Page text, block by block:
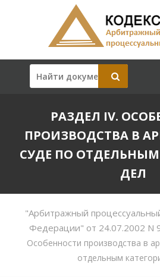
РАЗДЕЛ IV.
ПРОИЗВОДСТВА В
СУДЕ ПО
ДЕЛ
"Арбитражный
Федерации" от 24.07.2002 N
Особенности производства в
отдельным